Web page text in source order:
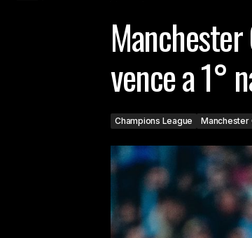
vence a 1°
Champions League Manchester